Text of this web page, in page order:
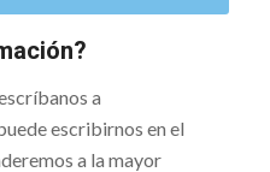
a
escribirnos en el
a la mayor